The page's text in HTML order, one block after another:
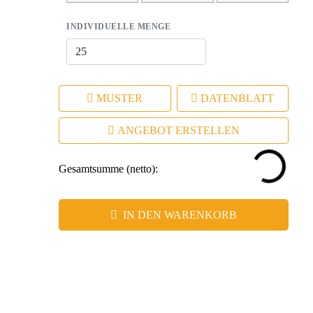
INDIVIDUELLE MENGE
MUSTER DATENBLATT
ANGEBOT ERSTELLEN
Gesamtsumme (netto):
IN DEN WARENKORB